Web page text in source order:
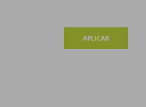
APLICAR